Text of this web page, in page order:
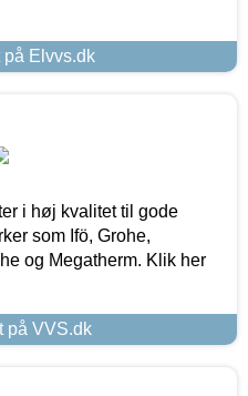
Elvvs.dk
i høj kvalitet til gode
som Ifö, Grohe,
og Megatherm. Klik her
på VVS.dk